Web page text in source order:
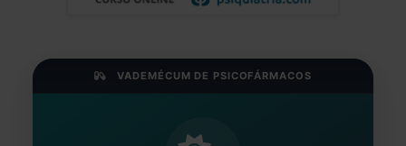
VADEMÉCUM DE PSICOFÁRMACOS